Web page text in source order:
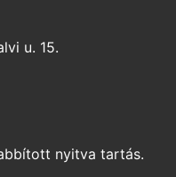
u. 15.
nyitva tartás.